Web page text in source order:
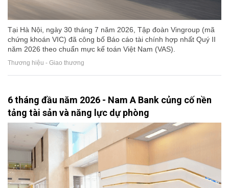
Tại Hà Nội, ngày 30 tháng 7 năm 2026, Tập đoàn Vingroup (mã
chứng khoán VIC) đã công bố Báo cáo tài chính hợp nhất Quý II
năm 2026 theo chuẩn mực kế toán Việt Nam (VAS).
Thương hiệu - Giao thương
6 tháng đầu năm 2026 - Nam A Bank củng cố nền
tảng tài sản và năng lực dự phòng